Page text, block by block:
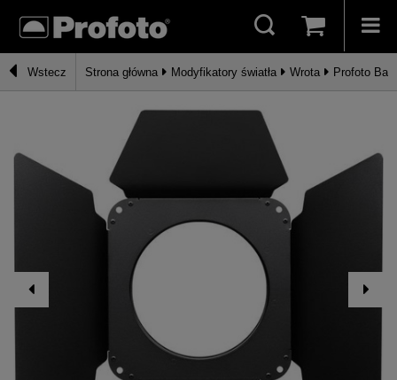
Wstecz Strona główna Modyfikatory światła Wrota Profoto